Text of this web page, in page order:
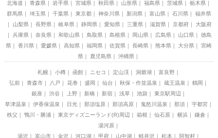
北海道 青森県 岩手県 宮城県 秋田県 山形県 福島県 茨城県
栃木県
群馬県
埼玉県 千葉県 東京都 神奈川県 新潟県 富山県 石川県
福井県
山梨県
長野県 岐阜県 静岡県 愛知県 三重県 滋賀県 京都府
大阪府
兵庫県
奈良県 和歌山県 鳥取県 島根県 岡山県 広島県 山口県
徳島
県
香川県 愛媛県 高知県 福岡県 佐賀県 長崎県 熊本県 大分県
宮崎
県
鹿児島県 沖縄県
札幌 小樽 函館 ニセコ 定山渓 洞爺湖
富良野
弘前
青森市 八戸 花巻 盛岡 仙台 秋保・作並温泉 蔵王温泉
鶴岡
銀座
渋谷 上野 新橋 新宿 浅草 池袋
東京駅周辺
草津温泉
伊香保温泉 日光 那須塩原 那須高原 鬼怒川温泉 那須
宇都宮
秩父
鴨川・勝浦 東京ディズニーランド(R)周辺 箱根 仙石原 横浜
鎌倉
湯河原
湯沢
富山市 金沢 河口湖 甲府 山中湖 軽井沢 松本
阿智村